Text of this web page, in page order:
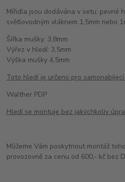
Mířidla jsou dodávána v setu: pevné
světlovodným vláknem 1,5mm nebo
Šířka mušky: 3,8mm
Výřez v hledí: 3,5mm
Výška mušky 4,5mm
Toto hledí je určeno pro
Walther PDP
Hledí se montuje bez jakýchkoliv
Můžeme Vám poskytnout montáž
provozovně za cenu od 600,- kč bez